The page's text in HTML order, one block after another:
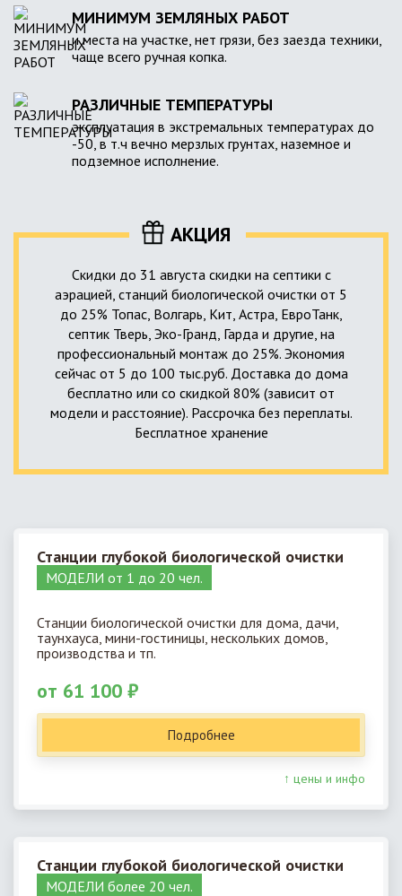
МИНИМУМ ЗЕМЛЯНЫХ РАБОТ
и места на участке, нет грязи, без заезда техники,
чаще всего ручная копка.
РАЗЛИЧНЫЕ ТЕМПЕРАТУРЫ
эксплуатация в экстремальных температурах до
-50, в т.ч вечно мерзлых грунтах, наземное и
подземное исполнение.
АКЦИЯ
Скидки до 31 августа скидки на септики с
аэрацией, станций биологической очистки от 5
до 25% Топас, Волгарь, Кит, Астра, ЕвроТанк,
септик Тверь, Эко-Гранд, Гарда и другие, на
профессиональный монтаж до 25%. Экономия
сейчас от 5 до 100 тыс.руб. Доставка до дома
бесплатно или со скидкой 80% (зависит от
модели и расстояние). Рассрочка без переплаты.
Бесплатное хранение
Станции глубокой биологической очистки
МОДЕЛИ от 1 до 20 чел.
Станции биологической очистки для дома, дачи,
таунхауса, мини-гостиницы, нескольких домов,
производства и тп.
от 61 100 ₽
Подробнее
↑ цены и инфо
Станции глубокой биологической очистки
МОДЕЛИ более 20 чел.